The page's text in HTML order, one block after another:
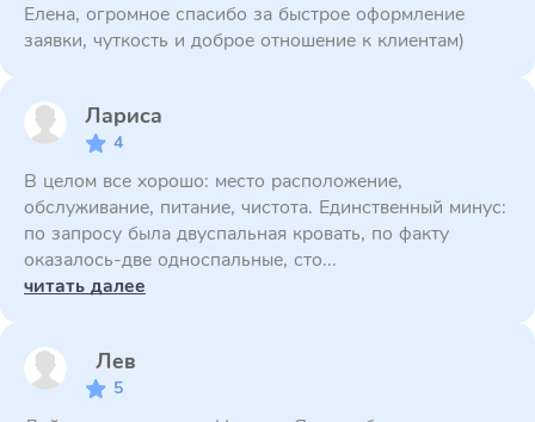
Елена, огромное спасибо за быстрое оформление
заявки, чуткость и доброе отношение к клиентам)
Лариса
4
В целом все хорошо: место расположение,
обслуживание, питание, чистота. Единственный минус:
по запросу была двуспальная кровать, по факту
оказалось-две односпальные, сто...
читать далее
Лев
5